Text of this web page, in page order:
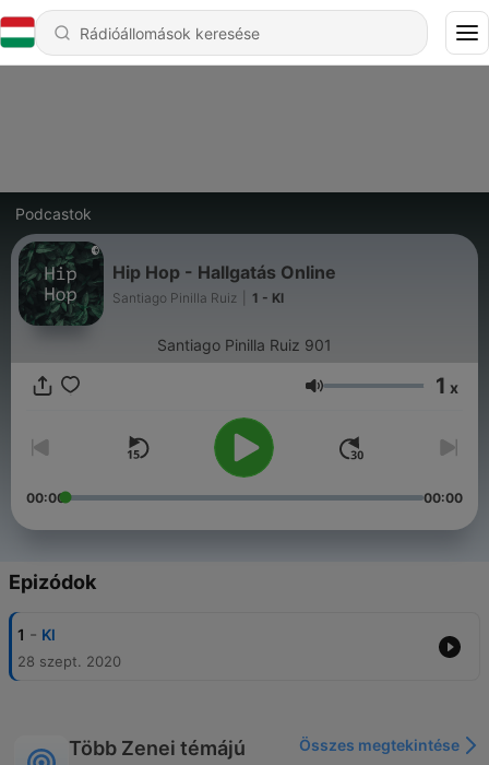
Podcastok
Hip Hop - Hallgatás Online
Santiago Pinilla Ruiz 1 - Kl
Santiago Pinilla Ruiz 901
Hangerő 1 x
00:00 00:00
Epizódok
1 - Kl
28 szept. 2020
Több Zenei témájú
Összes megtekintése